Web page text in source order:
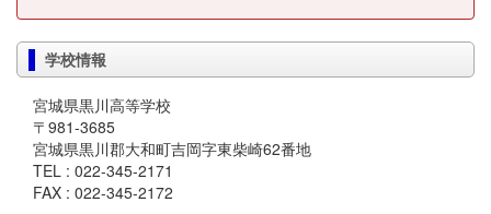
学校情報
宮城県黒川高等学校
〒981-3685
宮城県黒川郡大和町吉岡字東柴崎62番地
TEL : 022-345-2171
FAX : 022-345-2172